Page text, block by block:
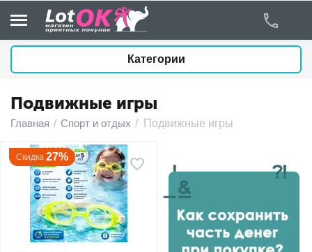
Категории
Подвижные игры
Главная / Спорт и отдых / Подвижные игры
Скидка 27%